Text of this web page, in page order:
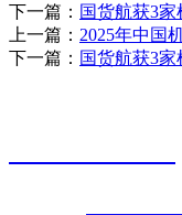
下一篇： 国货航获3
上一篇： 2025年中国
下一篇： 国货航获3